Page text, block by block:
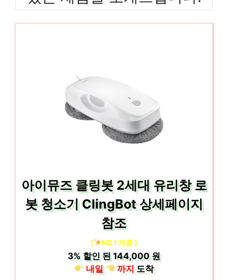
아이뮤즈 클링봇 2세대 유리창 로
봇 청소기 ClingBot 상세페이지
참조
[ NO.1 제품 ]
3% 할인 된144,000 원
내일
까지도착